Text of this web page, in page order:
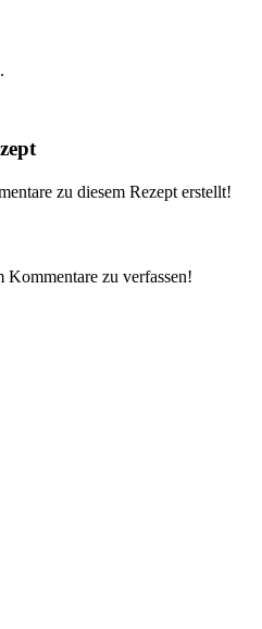
zu diesem Rezept erstellt!
zu verfassen!